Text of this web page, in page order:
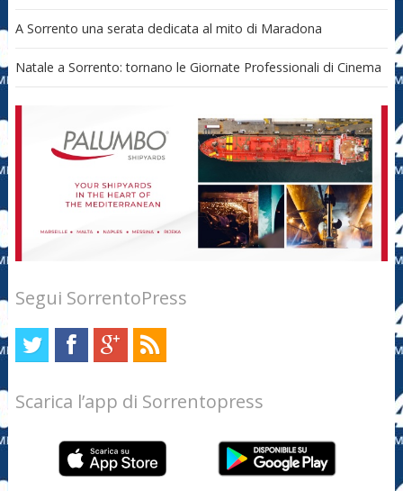
A Sorrento una serata dedicata al mito di Maradona
Natale a Sorrento: tornano le Giornate Professionali di Cinema
Segui SorrentoPress
Scarica l’app di Sorrentopress